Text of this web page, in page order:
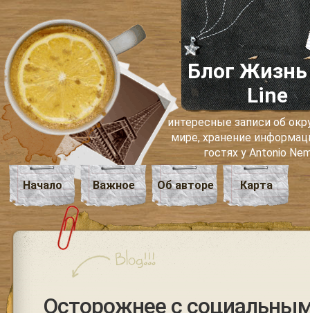
Блог Жизнь
Line
интересные записи об
мире, хранение
гостях у Antonio
Начало Важное Об авторе Карта
Осторожнее с